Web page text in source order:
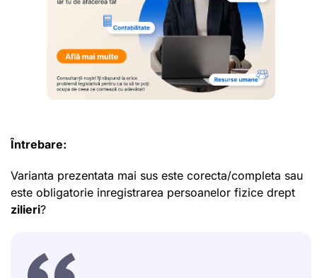
Întrebare:
Varianta prezentata mai sus este corecta/completa sau
este obligatorie inregistrarea persoanelor fizice drept
zilieri?